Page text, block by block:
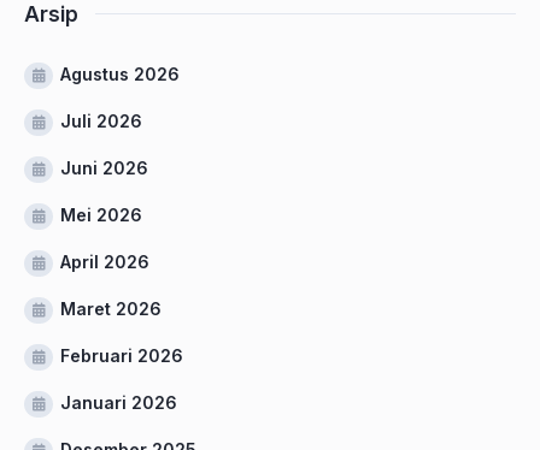
Arsip
Agustus 2026
Juli 2026
Juni 2026
Mei 2026
April 2026
Maret 2026
Februari 2026
Januari 2026